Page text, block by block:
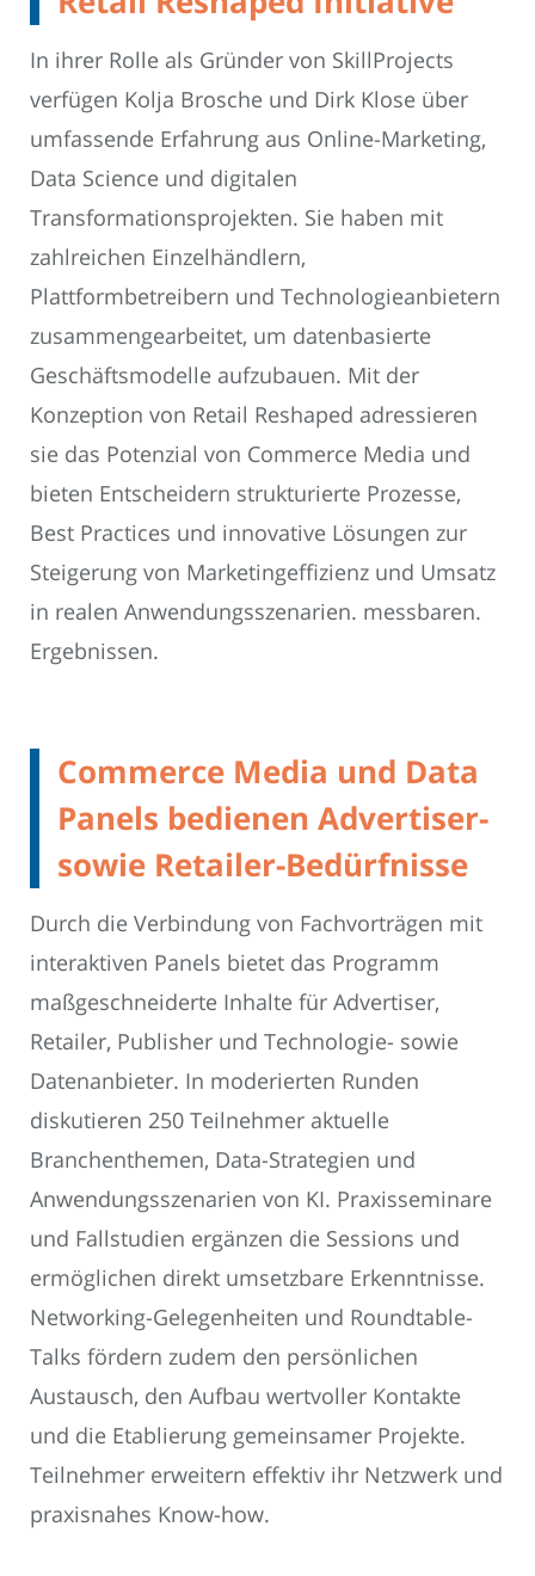
In ihrer Rolle als Gründer von SkillProjects
verfügen Kolja Brosche und Dirk Klose über
umfassende Erfahrung aus Online-Marketing,
Data Science und digitalen
Transformationsprojekten. Sie haben mit
zahlreichen Einzelhändlern,
Plattformbetreibern und Technologieanbietern
zusammengearbeitet, um datenbasierte
Geschäftsmodelle aufzubauen. Mit der
Konzeption von Retail Reshaped adressieren
sie das Potenzial von Commerce Media und
bieten Entscheidern strukturierte Prozesse,
Best Practices und innovative Lösungen zur
Steigerung von Marketingeffizienz und Umsatz
in realen Anwendungsszenarien. messbaren.
Ergebnissen.
Commerce Media und Data
Panels bedienen Advertiser-
sowie Retailer-Bedürfnisse
Durch die Verbindung von Fachvorträgen mit
interaktiven Panels bietet das Programm
maßgeschneiderte Inhalte für Advertiser,
Retailer, Publisher und Technologie- sowie
Datenanbieter. In moderierten Runden
diskutieren 250 Teilnehmer aktuelle
Branchenthemen, Data-Strategien und
Anwendungsszenarien von KI. Praxisseminare
und Fallstudien ergänzen die Sessions und
ermöglichen direkt umsetzbare Erkenntnisse.
Networking-Gelegenheiten und Roundtable-
Talks fördern zudem den persönlichen
Austausch, den Aufbau wertvoller Kontakte
und die Etablierung gemeinsamer Projekte.
Teilnehmer erweitern effektiv ihr Netzwerk und
praxisnahes Know-how.